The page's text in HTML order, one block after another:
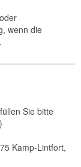
wenn die
Sie bitte
Kamp-Lintfort,